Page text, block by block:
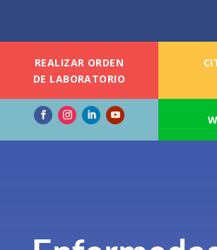
REALIZAR ORDEN
DE LABORATORIO